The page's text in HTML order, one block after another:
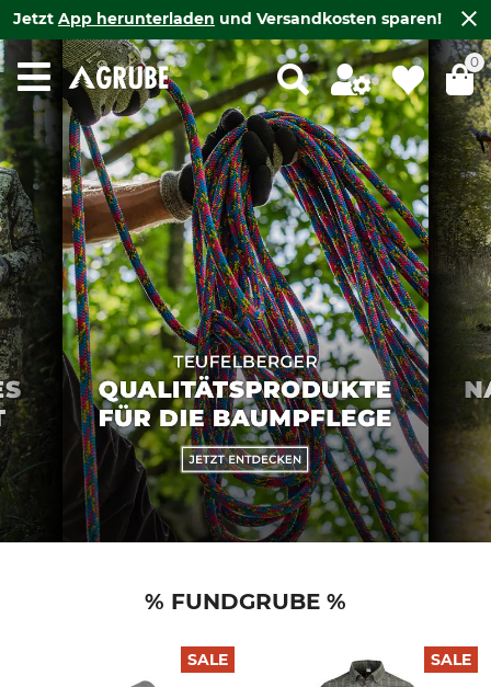
Jetzt App herunterladen und Versandkosten sparen!
0
% FUNDGRUBE %
SALE SALE